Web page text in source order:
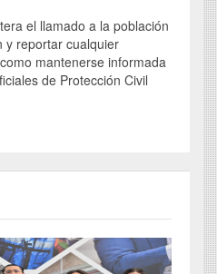
el llamado a la población
y reportar cualquier
mantenerse informada
de Protección Civil